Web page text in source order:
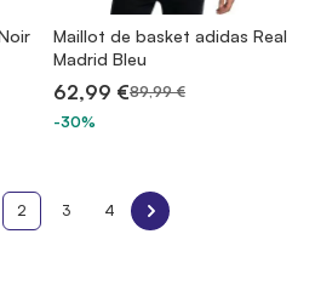
Maillot de basket adidas Real
Madrid Bleu
62,99 €89,99 €
-30%
2 3 4